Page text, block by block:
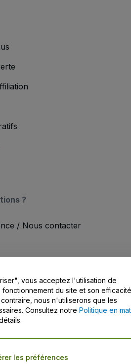
?
/ Nous contacter
Inc 2026 Informations sur
acceptez lesConditions générales, la
Politique en matière de cookies
les appareils mobiles
personnelles / Mes choix en
vous acceptez l'utilisation de
du site et son efficacité
nous n'utiliserons que les
Consultez notre Politique en
les préférences